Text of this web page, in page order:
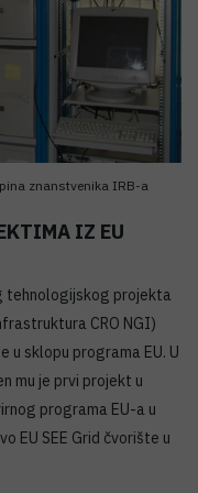
znanstvenika IRB-a
IZ EU
tehnologijskog projekta
CRO NGI)
sklopu programa EU. U
mu je prvi projekt u
programa EU-a u
EU SEE Grid čvorište u